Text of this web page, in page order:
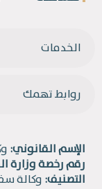
الخدمات
روابط تهمك
الإسم القانوني:
رقم رخصة وزارة
التصنيف: وكالة